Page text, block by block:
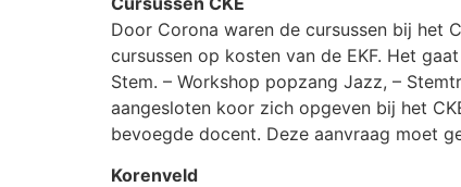
Door Corona waren de cursussen bij het
cursussen op kosten van de EKF. Het
Stem. – Workshop popzang Jazz, –
aangesloten koor zich opgeven bij het
bevoegde docent. Deze aanvraag moet
Korenveld